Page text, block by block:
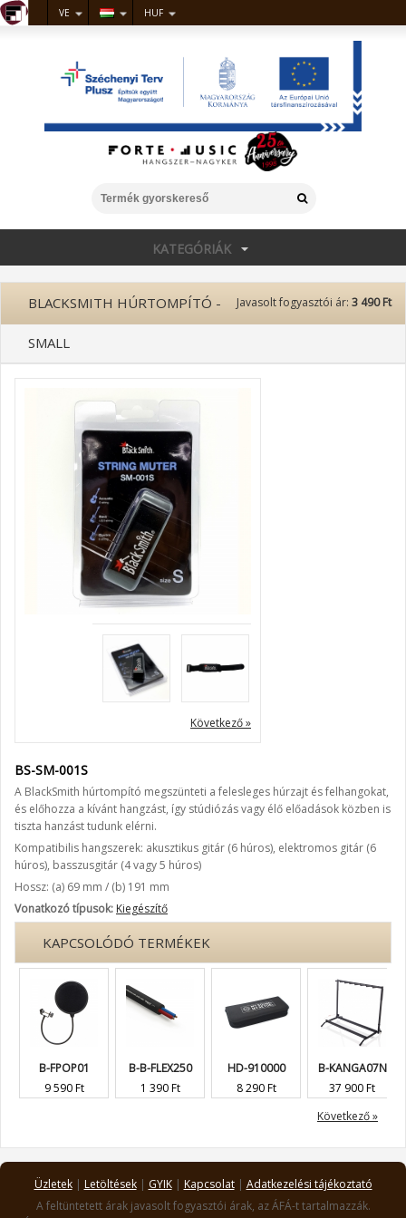
VE HUF
KATEGÓRIÁK
Javasolt fogyasztói ár: 3 490 Ft
BLACKSMITH HÚRTOMPÍTÓ -
SMALL
Következő »
BS-SM-001S
A BlackSmith húrtompító megszünteti a felesleges húrzajt és felhangokat,
és előhozza a kívánt hangzást, így stúdiózás vagy élő előadások közben is
tiszta hanzást tudunk elérni.
Kompatibilis hangszerek: akusztikus gitár (6 húros), elektromos gitár (6
húros), basszusgitár (4 vagy 5 húros)
Hossz: (a) 69 mm / (b) 191 mm
Vonatkozó típusok: Kiegészítő
KAPCSOLÓDÓ TERMÉKEK
B-FPOP01
9 590 Ft
B-B-FLEX250
1 390 Ft
HD-910000
8 290 Ft
B-KANGA07N
37 900 Ft
Következő »
Üzletek| Letöltések| GYIK| Kapcsolat| Adatkezelési tájékoztató
A feltüntetett árak javasolt fogyasztói árak, az ÁFÁ-t tartalmazzák.